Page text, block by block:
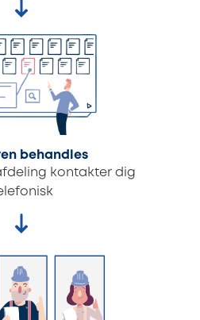
behandles
kontakter dig